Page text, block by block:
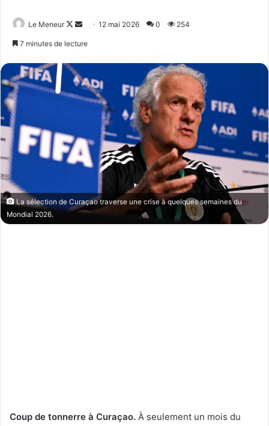
Le Meneur
Follow
Envoyer12 mai 2026 0 254
7 minutes de lecture
La sélection de Curaçao traverse une crise à quelques semaines du
Mondial 2026.
Coup de tonnerre à Curaçao. À seulement un mois du